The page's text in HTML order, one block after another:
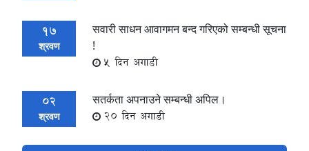
17
श्रवण
सवारी साधन आवागमन बन्द गरिएको सम्बन्धी सूचना
!
5 दिन अगाडी
02
श्रवण
सतर्कता अपनाउने सम्बन्धी अपिल।
20 दिन अगाडी